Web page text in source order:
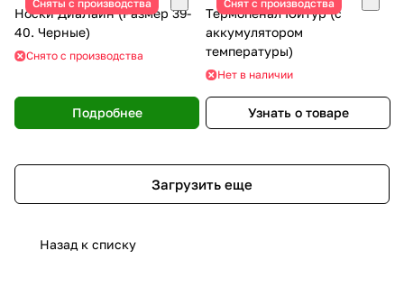
Сняты с производства
Носки ДиаЛайн (Размер 39-
40. Черные)
Снято с производства
Подробнее
Снят с производства
Термопенал Юитур (с
аккумулятором
температуры)
Нет в наличии
Узнать о товаре
Загрузить еще
Назад к списку